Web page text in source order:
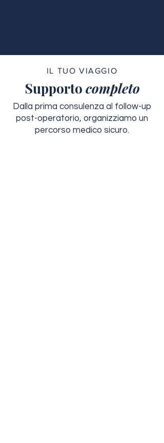
IL TUO VIAGGIO
Supporto completo
Dalla prima consulenza al follow-up
post-operatorio, organizziamo un
percorso medico sicuro.